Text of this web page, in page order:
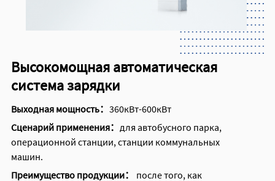
Высокомощная автоматическая
система зарядки
Выходная мощность： 360кВт-600кВт
Сценарий применения： для автобусного парка,
операционной станции, станции коммунальных
машин.
Преимущество продукции：
после того, как